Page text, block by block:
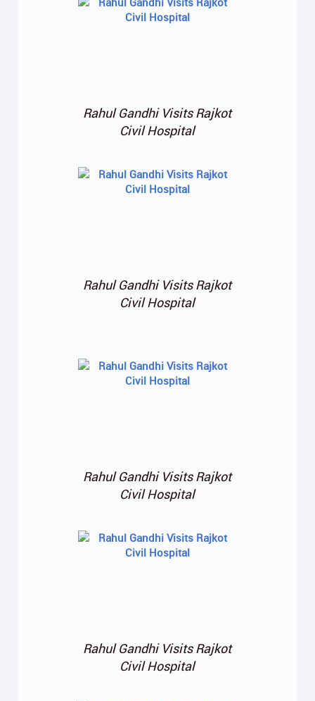
Rahul Gandhi Visits Rajkot
Civil Hospital
Rahul Gandhi Visits Rajkot
Civil Hospital
Rahul Gandhi Visits Rajkot
Civil Hospital
Rahul Gandhi Visits Rajkot
Civil Hospital